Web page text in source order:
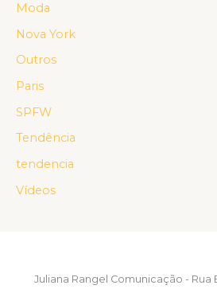
Moda
Nova York
Outros
Paris
SPFW
Tendência
tendencia
Vídeos
Juliana Rangel Comunicação - Rua